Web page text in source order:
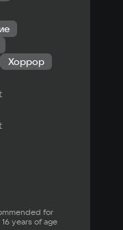
Хоррор
for
years of age